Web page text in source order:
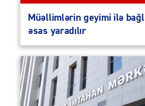
Müəllimlərin geyimi ilə
əsas yaradılır